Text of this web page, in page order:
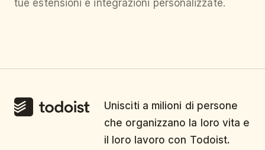
tue estensioni e integrazioni personalizzate.
Unisciti a milioni di persone
che organizzano la loro vita e
il loro lavoro con Todoist.